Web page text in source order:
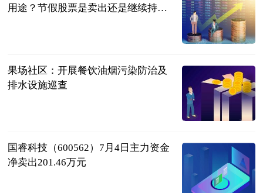
用途？节假股票是卖出还是继续持
果场社区：开展餐饮油烟污染防治及
排水设施巡查
国睿科技（600562）7月4日主力资金
净卖出201.46万元